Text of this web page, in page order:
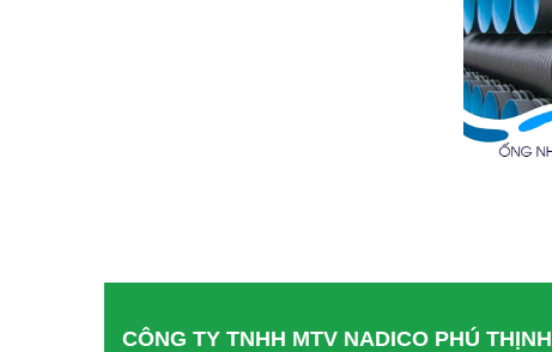
CÔNG TY TNHH MTV NADICO PHÚ THỊNH